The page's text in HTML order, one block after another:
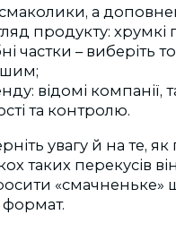
а
продукту:
частки –виберіть
відомі
та контролю.
увагу й на те,
таких перекусів
«смачненьке»
формат.